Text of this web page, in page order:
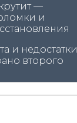
—
и
и недостатки
второго